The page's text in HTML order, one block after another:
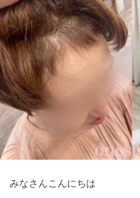
みなさんこんにちは